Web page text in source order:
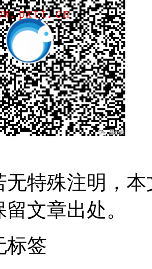
无特殊注明，
文章出处。
标签